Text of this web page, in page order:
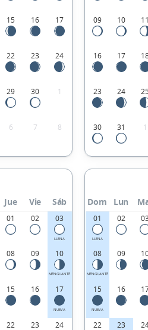
15 16 17
22 23 24
29 30 1
6 7 8
09 10 11
16 17
23 24 25
30 31 1
Jue Vie Sáb
01 02 03
LLENA
08 09 10
MENGUANTE
15 16 17
NUEVA
22 23 24
Dom Lun
01
LLENA
02 03
08
MENGUANTE
09
15
NUEVA
16
22 23